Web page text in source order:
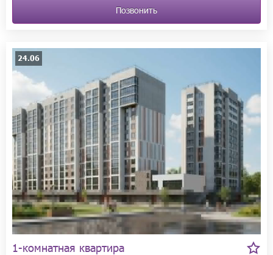
Позвонить
24.06
1-комнатная квартира